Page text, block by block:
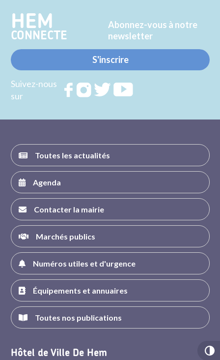
HEM
CONNECTE
Abonnez-vous à notre
newsletter
S'inscrire
Suivez-nous
sur
RejoignezRejoignezRejoignez
Toutes les actualités
Agenda
Contacter la mairie
Marchés publics
Numéros utiles et d'urgence
Équipements et annuaires
Toutes nos publications
Hôtel de Ville De Hem